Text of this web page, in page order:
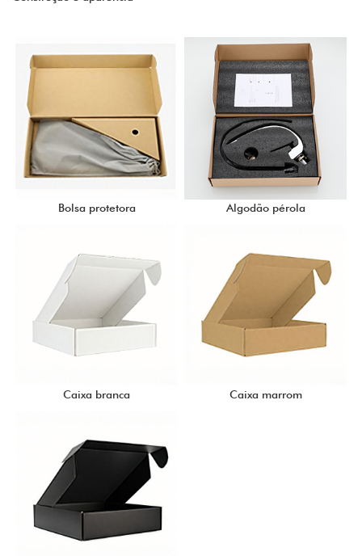
Bolsa protetora Algodão pérola
Caixa branca Caixa marrom